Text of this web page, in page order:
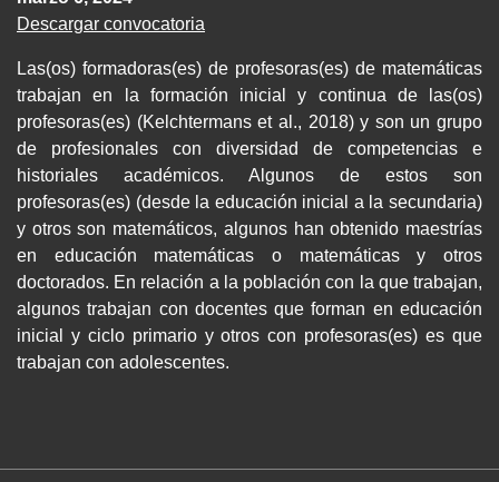
Descargar convocatoria
Las(os) formadoras(es) de profesoras(es) de matemáticas
trabajan en la formación inicial y continua de las(os)
profesoras(es) (Kelchtermans et al., 2018) y son un grupo
de profesionales con diversidad de competencias e
historiales académicos. Algunos de estos son
profesoras(es) (desde la educación inicial a la secundaria)
y otros son matemáticos, algunos han obtenido maestrías
en educación matemáticas o matemáticas y otros
doctorados. En relación a la población con la que trabajan,
algunos trabajan con docentes que forman en educación
inicial y ciclo primario y otros con profesoras(es) es que
trabajan con adolescentes.